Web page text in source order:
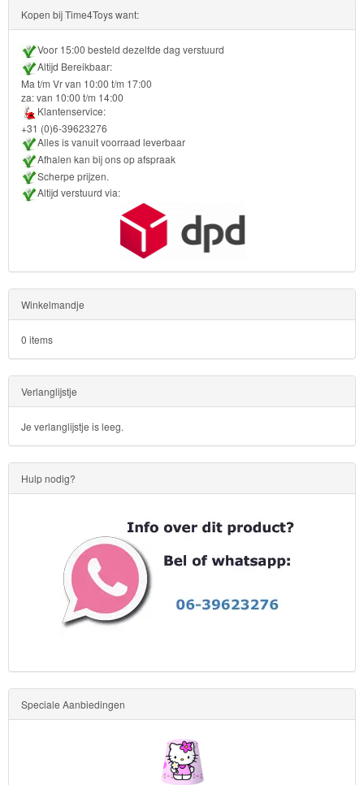
Strandlaken
&
Poncho
Kinderkamer
OP=OP!
Kopen bij Time4Toys want:
Voor 15:00 besteld dezelfde dag verstuurd
Altijd Bereikbaar:
Ma t/m Vr van 10:00 t/m 17:00
za: van 10:00 t/m 14:00
Klantenservice:
+31 (0)6-39623276
Alles is vanuit voorraad leverbaar
Afhalen kan bij ons op afspraak
Scherpe prijzen.
Altijd verstuurd via:
Winkelmandje
0 items
Verlanglijstje
Je verlanglijstje is leeg.
Hulp nodig?
Speciale Aanbiedingen